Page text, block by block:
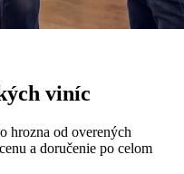
viníc
hrozna od overených
a doručenie po celom